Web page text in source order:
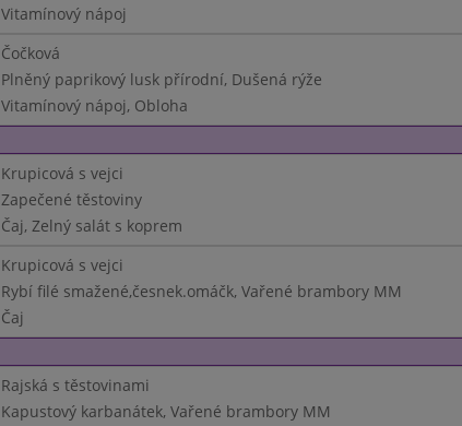
Vitamínový nápoj
Čočková
Plněný paprikový lusk přírodní, Dušená rýže
Vitamínový nápoj, Obloha
Krupicová s vejci
Zapečené těstoviny
Čaj, Zelný salát s koprem
Krupicová s vejci
Rybí filé smažené,česnek.omáčk, Vařené brambory MM
Čaj
Rajská s těstovinami
Kapustový karbanátek, Vařené brambory MM